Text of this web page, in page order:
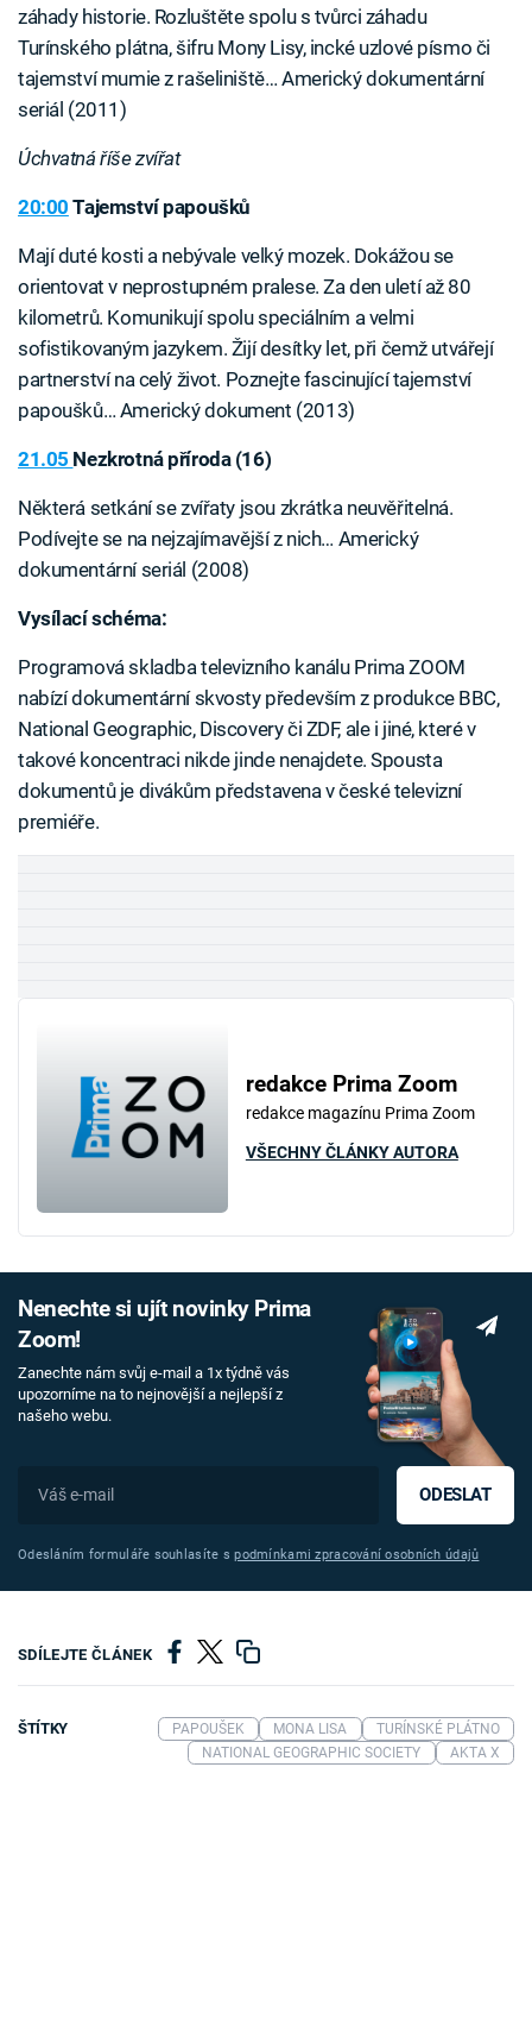
záhady historie. Rozluštěte spolu s tvůrci záhadu
Turínského plátna, šifru Mony Lisy, incké uzlové písmo či
tajemství mumie z rašeliniště… Americký dokumentární
seriál (2011)
Úchvatná říše zvířat
20:00 Tajemství papoušků
Mají duté kosti a nebývale velký mozek. Dokážou se
orientovat v neprostupném pralese. Za den uletí až 80
kilometrů. Komunikují spolu speciálním a velmi
sofistikovaným jazykem. Žijí desítky let, při čemž utvářejí
partnerství na celý život. Poznejte fascinující tajemství
papoušků… Americký dokument (2013)
21.05 Nezkrotná příroda (16)
Některá setkání se zvířaty jsou zkrátka neuvěřitelná.
Podívejte se na nejzajímavější z nich… Americký
dokumentární seriál (2008)
Vysílací schéma:
Programová skladba televizního kanálu Prima ZOOM
nabízí dokumentární skvosty především z produkce BBC,
National Geographic, Discovery či ZDF, ale i jiné, které v
takové koncentraci nikde jinde nenajdete. Spousta
dokumentů je divákům představena v české televizní
premiéře.
redakce Prima Zoom
redakce magazínu Prima Zoom
VŠECHNY ČLÁNKY AUTORA
Nenechte si ujít novinky Prima
Zoom!
Zanechte nám svůj e-mail a 1x týdně vás
upozorníme na to nejnovější a nejlepší z
našeho webu.
ODESLAT
Odesláním formuláře souhlasíte spodmínkami zpracování osobních údajů
SDÍLEJTE ČLÁNEK
ŠTÍTKY PAPOUŠEK MONA LISA
TURÍNSKÉ PLÁTNO
NATIONAL GEOGRAPHIC SOCIETY
AKTA X